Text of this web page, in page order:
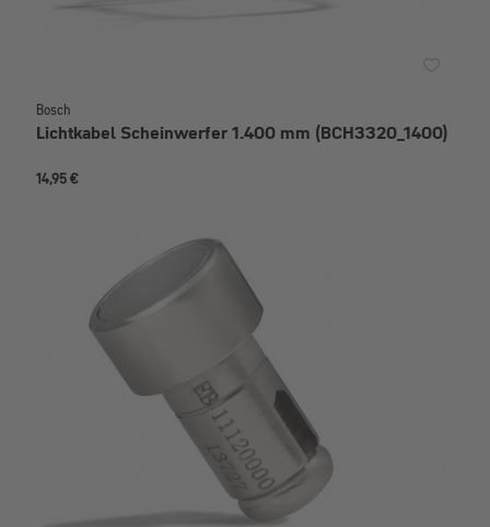
Bosch
Lichtkabel Scheinwerfer 1.400 mm (BCH3320_1400)
14,95 €